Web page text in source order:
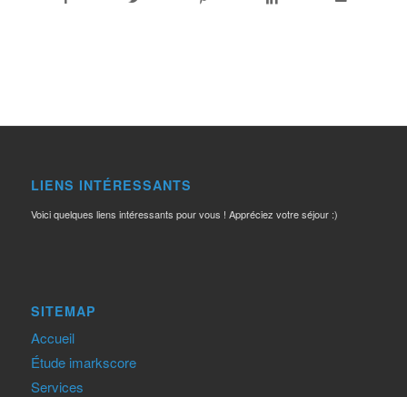
LIENS INTÉRESSANTS
Voici quelques liens intéressants pour vous ! Appréciez votre séjour :)
SITEMAP
Accueil
Étude imarkscore
Services